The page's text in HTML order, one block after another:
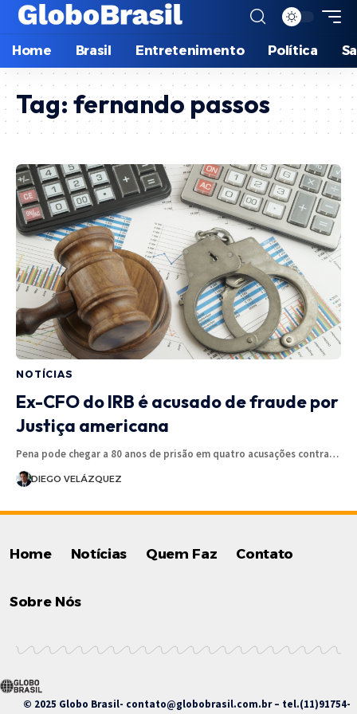
Home Brasil Entretenimento Política
Tag: fernando passos
NOTÍCIAS
Ex-CFO do IRB é acusado de fraude por
Justiça americana
Pena pode chegar a 80 anos de prisão em quatro acusações contra…
DIEGO VELÁZQUEZ
Home Notícias Quem Faz Contato
Sobre Nós
© 2025 Globo Brasil- contato@globobrasil.com.br– tel.(11)91754-